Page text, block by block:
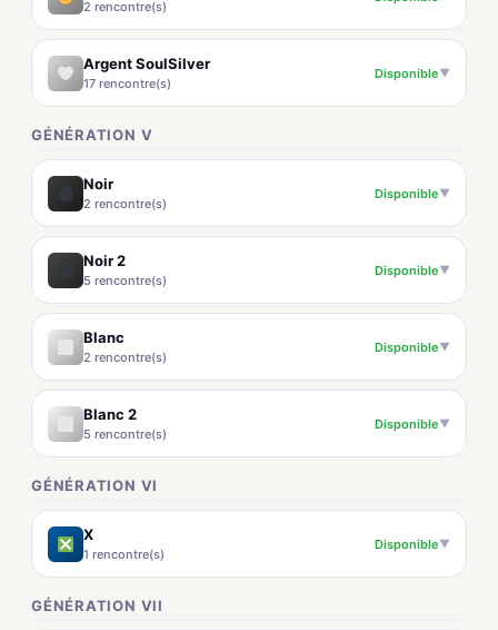
2 rencontre(s)
Argent SoulSilver
17 rencontre(s)
Disponible▼
GÉNÉRATION V
Noir
2 rencontre(s)
Disponible▼
Noir 2
5 rencontre(s)
Disponible▼
Blanc
2 rencontre(s)
Disponible▼
Blanc 2
5 rencontre(s)
Disponible▼
GÉNÉRATION VI
X
1 rencontre(s)
Disponible▼
GÉNÉRATION VII